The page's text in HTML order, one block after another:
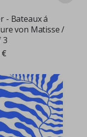
- Bateaux á
von Matisse /
3